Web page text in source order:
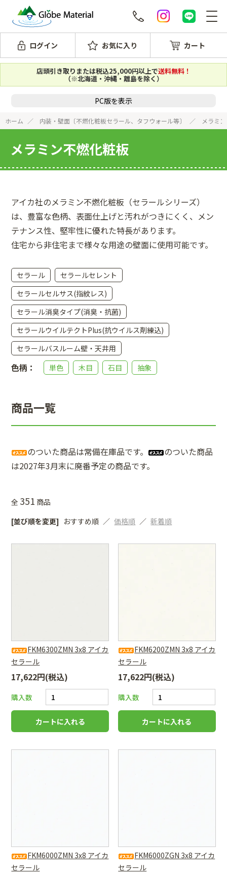
ログイン お気に入り カート
店頭引き取りまたは税込25,000円以上で送料無料！
（※北海道・沖縄・離島を除く）
PC版を表示
ホーム 内装・壁面〔不燃化粧板セラール、タフウォール等〕 メラミ
メラミン不燃化粧板
アイカ社のメラミン不燃化粧板（セラールシリーズ）
は、豊富な色柄、表面仕上げと汚れがつきにくく、メン
テナンス性、堅牢性に優れた特長があります。
住宅から非住宅まで様々な用途の壁面に使用可能です。
セラール
セラールセレント
セラールセルサス(指紋レス)
セラール消臭タイプ(消臭・抗菌)
セラールウイルテクトPlus(抗ウイルス剤練込)
セラールバスルーム壁・天井用
色柄： 単色 木目 石目 抽象
商品一覧
のついた商品は常備在庫品です。
のついた商品
は2027年3月末に廃番予定の商品です。
全 351 商品
[並び順を変更] おすすめ順 価格順 新着順
FKM6300ZMN 3x8 アイカ
セラール
17,622円(税込)
購入数
FKM6200ZMN 3x8 アイカ
セラール
17,622円(税込)
購入数
FKM6000ZMN 3x8 アイカ
セラール
FKM6000ZGN 3x8 アイカ
セラール